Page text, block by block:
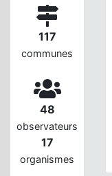
117
communes
48
observateurs
17
organismes